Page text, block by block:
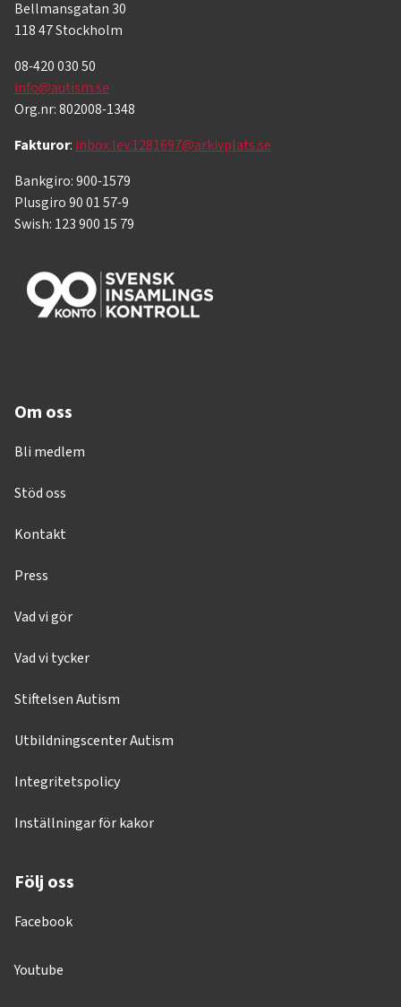
Bellmansgatan 30
118 47 Stockholm
08-420 030 50
info@autism.se
Org.nr: 802008-1348
Fakturor: inbox.lev.1281697@arkivplats.se
Bankgiro: 900-1579
Plusgiro 90 01 57-9
Swish: 123 900 15 79
Om oss
Bli medlem
Stöd oss
Kontakt
Press
Vad vi gör
Vad vi tycker
Stiftelsen Autism
Utbildningscenter Autism
Integritetspolicy
Inställningar för kakor
Följ oss
Facebook
Youtube